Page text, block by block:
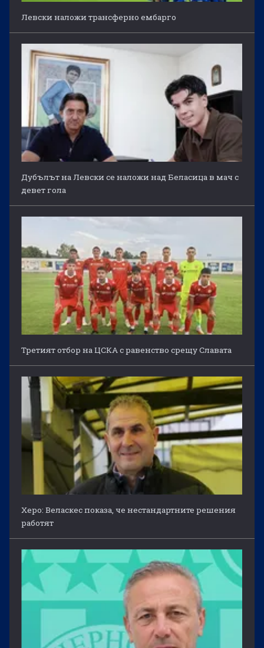
Левски наложи трансферно ембарго
Дубълът на Левски се наложи над Беласица в мач с
девет гола
Третият отбор на ЦСКА с равенство срещу Славата
Херо: Веласкес показа, че нестандартните решения
работят